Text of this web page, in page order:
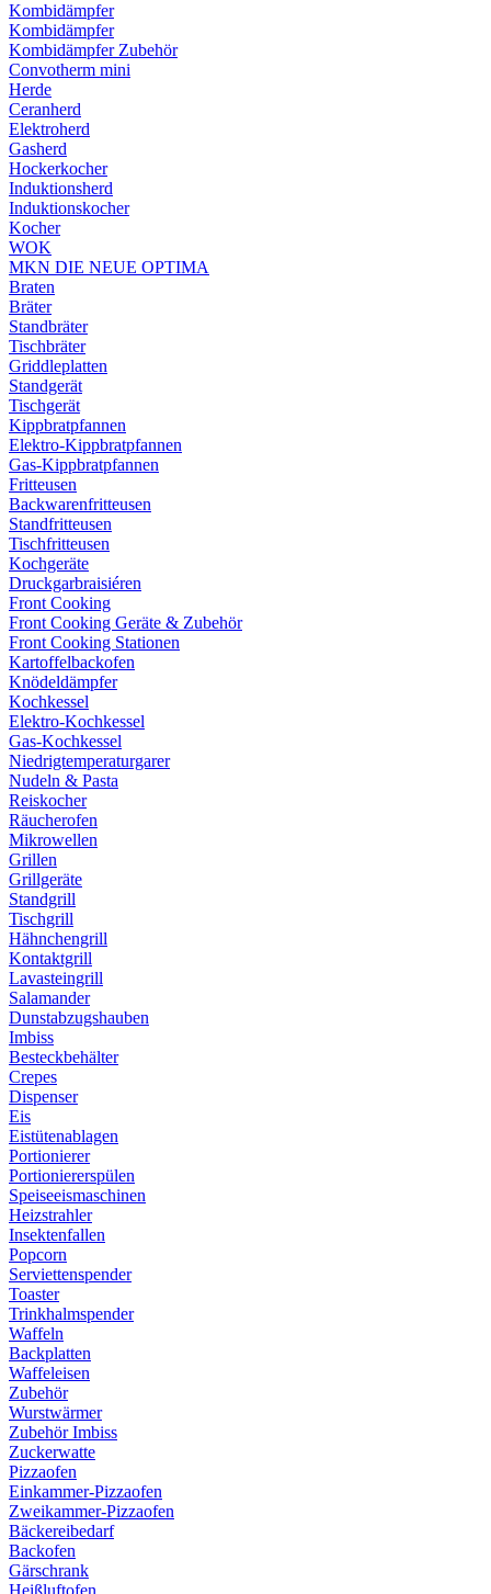
Kombidämpfer
Kombidämpfer
Kombidämpfer Zubehör
Convotherm mini
Herde
Ceranherd
Elektroherd
Gasherd
Hockerkocher
Induktionsherd
Induktionskocher
Kocher
WOK
MKN DIE NEUE OPTIMA
Braten
Bräter
Standbräter
Tischbräter
Griddleplatten
Standgerät
Tischgerät
Kippbratpfannen
Elektro-Kippbratpfannen
Gas-Kippbratpfannen
Fritteusen
Backwarenfritteusen
Standfritteusen
Tischfritteusen
Kochgeräte
Druckgarbraisiéren
Front Cooking
Front Cooking Geräte & Zubehör
Front Cooking Stationen
Kartoffelbackofen
Knödeldämpfer
Kochkessel
Elektro-Kochkessel
Gas-Kochkessel
Niedrigtemperaturgarer
Nudeln & Pasta
Reiskocher
Räucherofen
Mikrowellen
Grillen
Grillgeräte
Standgrill
Tischgrill
Hähnchengrill
Kontaktgrill
Lavasteingrill
Salamander
Dunstabzugshauben
Imbiss
Besteckbehälter
Crepes
Dispenser
Eis
Eistütenablagen
Portionierer
Portioniererspülen
Speiseeismaschinen
Heizstrahler
Insektenfallen
Popcorn
Serviettenspender
Toaster
Trinkhalmspender
Waffeln
Backplatten
Waffeleisen
Zubehör
Wurstwärmer
Zubehör Imbiss
Zuckerwatte
Pizzaofen
Einkammer-Pizzaofen
Zweikammer-Pizzaofen
Bäckereibedarf
Backofen
Gärschrank
Heißluftofen